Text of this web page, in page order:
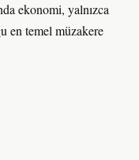
ekonomi, yalnızca
en temel müzakere